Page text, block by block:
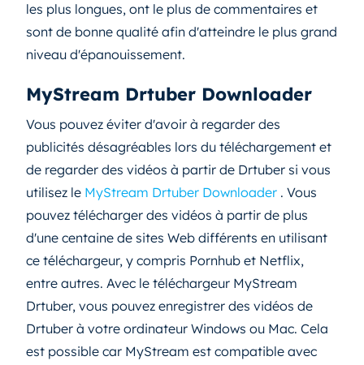
les plus longues, ont le plus de commentaires et
sont de bonne qualité afin d'atteindre le plus grand
niveau d'épanouissement.
MyStream Drtuber Downloader
Vous pouvez éviter d'avoir à regarder des
publicités désagréables lors du téléchargement et
de regarder des vidéos à partir de Drtuber si vous
utilisez le MyStream Drtuber Downloader . Vous
pouvez télécharger des vidéos à partir de plus
d'une centaine de sites Web différents en utilisant
ce téléchargeur, y compris Pornhub et Netflix,
entre autres. Avec le téléchargeur MyStream
Drtuber, vous pouvez enregistrer des vidéos de
Drtuber à votre ordinateur Windows ou Mac. Cela
est possible car MyStream est compatible avec